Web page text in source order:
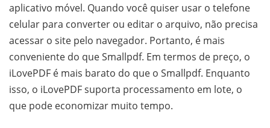
aplicativo móvel. Quando você quiser usar o telefone
celular para converter ou editar o arquivo, não precisa
acessar o site pelo navegador. Portanto, é mais
conveniente do que Smallpdf. Em termos de preço, o
iLovePDF é mais barato do que o Smallpdf. Enquanto
isso, o iLovePDF suporta processamento em lote, o
que pode economizar muito tempo.